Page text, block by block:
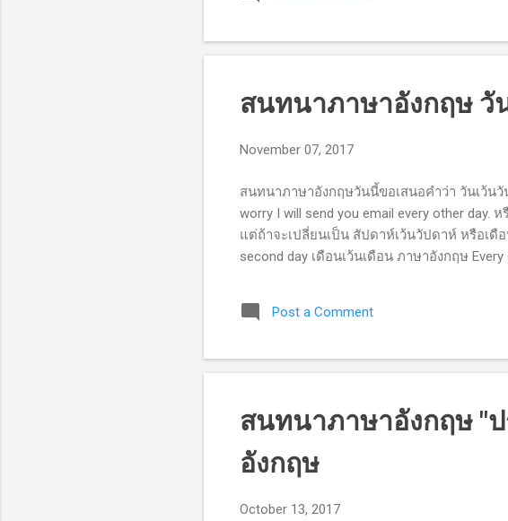
สนทนาภาษาอังกฤษ วั
November 07, 2017
สนทนาภาษาอังกฤษวันนี้ขอเสนอคำว่า วันเว้นวั
worry I will send you email every other day.
แต่ถ้าจะเปลี่ยนเป็น สัปดาห์เว้นวัปดาห์ หรือเดื
second day เดือนเว้นเดือน ภาษาอังกฤษ
Post a Comment
สนทนาภาษาอังกฤษ "
อังกฤษ
October 13, 2017